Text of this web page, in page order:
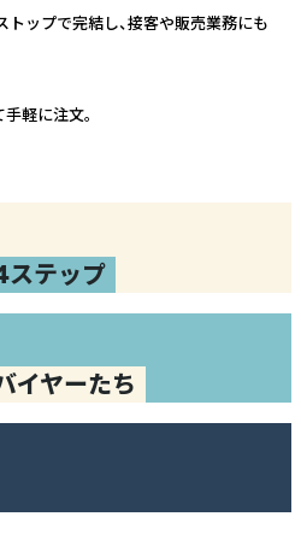
ップで完結し、接客や販売業務にも
軽に注文。
ステップ
イヤーたち